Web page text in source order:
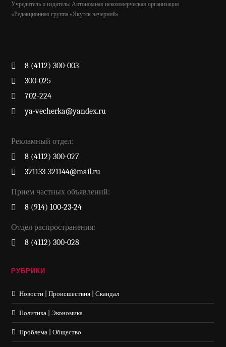
Учредитель и издатель: Автономная некоммерческая организация
«Редакционная группа «Якутск вечерний»
8 (4112) 300-003
300-025
702-224
ya-vecherka@yandex.ru
Рекламный отдел:
8 (4112) 300-027
321133-321144@mail.ru
Прием частных объявлений:
8 (914) 100-23-24
Отдел распространения:
8 (4112) 300-028
РУБРИКИ
Новости | Происшествия | Скандал
Политика | Экономика
Проблема | Общество